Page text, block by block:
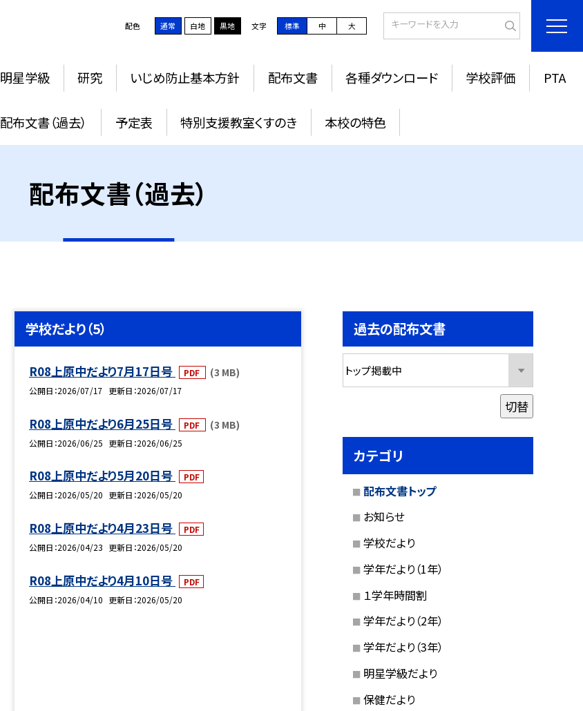
配色 通常 白地 黒地 文字 標準 中 大
明星学級 研究 いじめ防止基本方針 配布文書 各種ダウンロード 学校評価 PTA
配布文書（過去） 予定表 特別支援教室くすのき 本校の特色
配布文書（過去）
学校だより（5）
R08上原中だより7月17日号 PDF (3 MB)
公開日 2026/07/17 更新日 2026/07/17
R08上原中だより6月25日号 PDF (3 MB)
公開日 2026/06/25 更新日 2026/06/25
R08上原中だより5月20日号
PDF
公開日 2026/05/20 更新日 2026/05/20
R08上原中だより4月23日号
PDF
公開日 2026/04/23 更新日 2026/05/20
R08上原中だより4月10日号
PDF
公開日 2026/04/10 更新日 2026/05/20
過去の配布文書
切替
カテゴリ
配布文書トップ
お知らせ
学校だより
学年だより（1年）
１学年時間割
学年だより（2年）
学年だより（3年）
明星学級だより
保健だより